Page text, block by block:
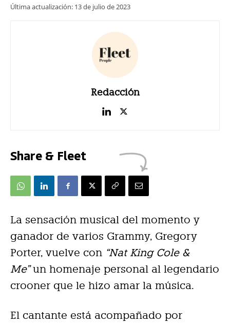
Última actualización: 13 de julio de 2023
Redacción
Share & Fleet
La sensación musical del momento y
ganador de varios Grammy, Gregory
Porter, vuelve con “Nat King Cole &
Me”un homenaje personal al legendario
crooner que le hizo amar la música.
El cantante está acompañado por